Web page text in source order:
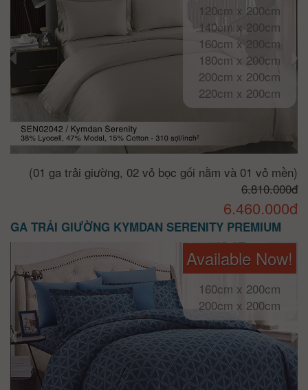
120cm x 200cm
140cm x 200cm
160cm x 200cm
180cm x 200cm
200cm x 200cm
220cm x 200cm
(01 ga trải giường, 02 vỏ bọc gối nằm và 01 vỏ mền)
6.810.000đ
6.460.000đ
GA TRẢI GIƯỜNG KYMDAN SERENITY PREMIUM
Available Now!
160cm x 200cm
200cm x 200cm